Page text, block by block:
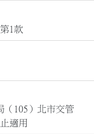
1款
（105）北市交管
適用